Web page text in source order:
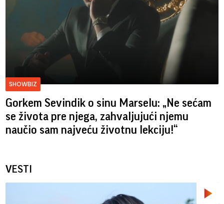
SHOWBIZ
Gorkem Sevindik o sinu Marselu: „Ne sećam
se života pre njega, zahvaljujući njemu
naučio sam najveću životnu lekciju!“
VESTI